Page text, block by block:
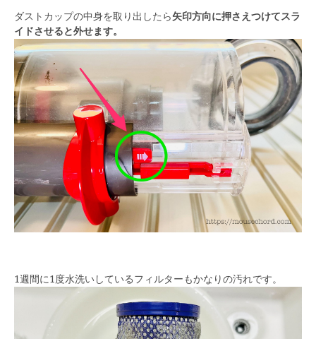
ダストカップの中身を取り出したら矢印方向に押さえつけてスラ
イドさせると外せます。
1週間に1度水洗いしているフィルターもかなりの汚れです。